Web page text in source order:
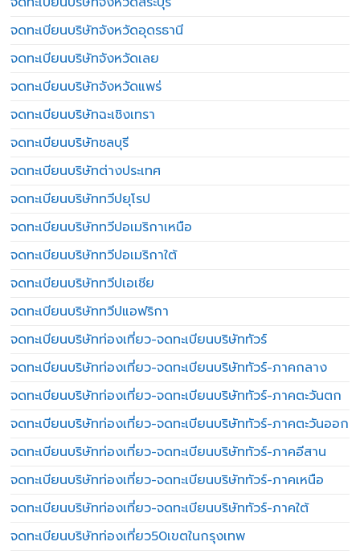
จดทะเบียนบริษัทจังหวัดอุดรธานี
จดทะเบียนบริษัทจังหวัดเลย
จดทะเบียนบริษัทจังหวัดแพร่
จดทะเบียนบริษัทฉะเชิงเทรา
จดทะเบียนบริษัทชลบุรี
จดทะเบียนบริษัทต่างประเทศ
จดทะเบียนบริษัททวีปยุโรป
จดทะเบียนบริษัททวีปอเมริกาเหนือ
จดทะเบียนบริษัททวีปอเมริกาใต้
จดทะเบียนบริษัททวีปเอเชีย
จดทะเบียนบริษัททวีปแอฟริกา
จดทะเบียนบริษัทท่องเที่ยว-จดทะเบียนบริษัททัวร์
จดทะเบียนบริษัทท่องเที่ยว-จดทะเบียนบริษัททัวร์-ภาคกลาง
จดทะเบียนบริษัทท่องเที่ยว-จดทะเบียนบริษัททัวร์-ภาคตะวันตก
จดทะเบียนบริษัทท่องเที่ยว-จดทะเบียนบริษัททัวร์-ภาคตะวันออก
จดทะเบียนบริษัทท่องเที่ยว-จดทะเบียนบริษัททัวร์-ภาคอีสาน
จดทะเบียนบริษัทท่องเที่ยว-จดทะเบียนบริษัททัวร์-ภาคเหนือ
จดทะเบียนบริษัทท่องเที่ยว-จดทะเบียนบริษัททัวร์-ภาคใต้
จดทะเบียนบริษัทท่องเที่ยว50เขตในกรุงเทพ